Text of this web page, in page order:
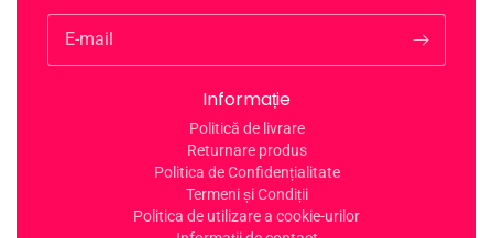
Informație
Politică de livrare
Returnare produs
Politica de Confidențialitate
Termeni și Condiții
Politica de utilizare a cookie-urilor
E-mail